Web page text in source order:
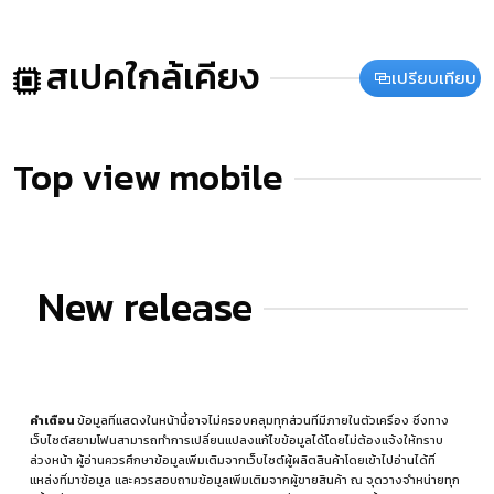
สเปคใกล้เคียง เปรียบเทียบ
Top view mobile
New release
คำเตือนข้อมูลที่แสดงในหน้านี้อาจไม่ครอบคลุมทุกส่วนที่มีภายในตัวเครื่อง ซึ่งทาง
เว็บไซต์สยามโฟนสามารถทำการเปลี่ยนแปลงแก้ไขข้อมูลได้โดยไม่ต้องแจ้งให้ทราบ
ล่วงหน้า ผู้อ่านควรศึกษาข้อมูลเพิ่มเติมจากเว็บไซต์ผู้ผลิตสินค้าโดยเข้าไปอ่านได้ที่
แหล่งที่มาข้อมูล และควรสอบถามข้อมูลเพิ่มเติมจากผู้ขายสินค้า ณ จุดวางจำหน่ายทุก